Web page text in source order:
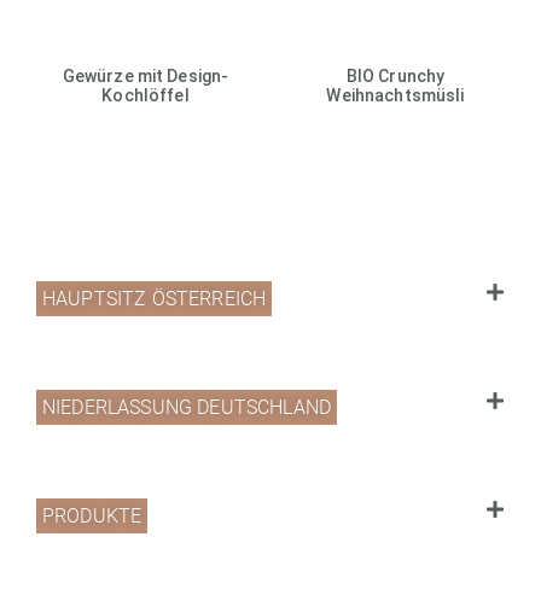
Gewürze mit Design-
Kochlöffel
BIO Crunchy
Weihnachtsmüsli
HAUPTSITZ ÖSTERREICH
NIEDERLASSUNG DEUTSCHLAND
PRODUKTE